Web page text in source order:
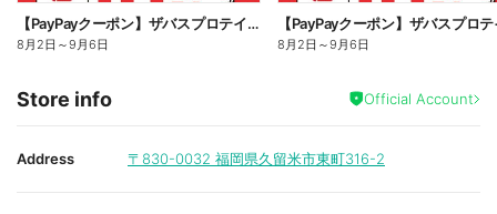
【PayPayクーポン】ザバスプロテイン対象商品のご購入で最大10%還元!
8月2日 ～9月6日 8月2日 ～9月6日
Store info Official Account
Address 〒830-0032 福岡県久留米市東町316-2